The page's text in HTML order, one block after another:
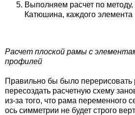
Выполняем расчет по
Катюшина, каждого элемента
Расчет плоской рамы с
профилей
Правильно бы было перерисовать
пересоздать расчетную схему
из-за того, что рама переменного
ось симметрии не будет строго